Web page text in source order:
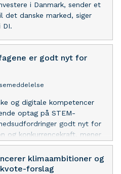
i Danmark, sender et
danske marked, siger
DI.
er godt nyt for
og digitale kompetencer
optag på STEM-
godt nyt for
og konkurrencekraft, mener
klimaambitioner og
forslag